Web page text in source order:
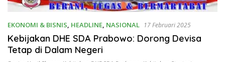
EKONOMI & BISNIS, HEADLINE, NASIONAL 17 Februari 2025
Kebijakan DHE SDA Prabowo: Dorong Devisa
Tetap di Dalam Negeri